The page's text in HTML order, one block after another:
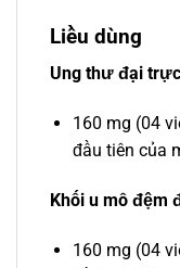
Liều dùng
Ung thư đại
160 mg (04
đầu tiên của
Khối u mô đệm
160 mg (04